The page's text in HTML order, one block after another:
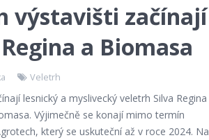
výstavišti začínají
a Biomasa
Veletrh
lesnický a myslivecký veletrh Silva Regina
Výjimečně se konají mimo termín
který se uskuteční až v roce 2024. Na